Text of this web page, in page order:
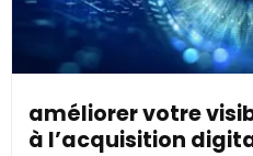
améliorer votre
à l’acquisition